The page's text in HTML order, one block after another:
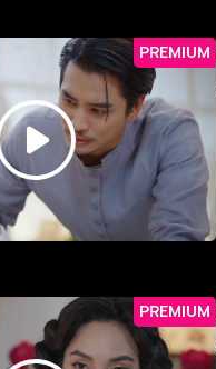
PREMIUM
PREMIUM